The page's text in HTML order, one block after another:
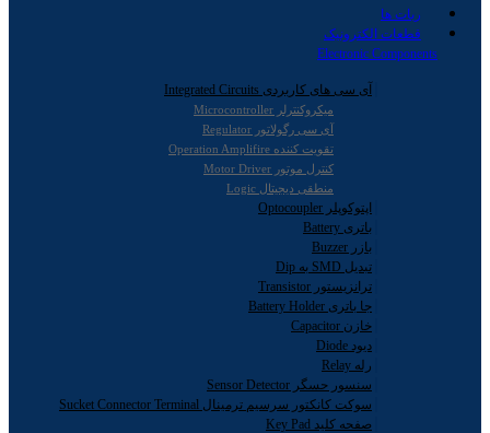
ربات ها
قطعات الکترونیک
Electronic Components
آی سی های کاربردی Integrated Circuits
میکروکنترلر Microcontroller
آی سی رگولاتور Regulator
تقویت کننده Operation Amplifire
کنترل موتور Motor Driver
منطقی دیجیتال Logic
اپتوکوپلر Optocoupler
باتری Battery
بازر Buzzer
تبدیل SMD به Dip
ترانزیستور Transistor
جا باتری Battery Holder
خازن Capacitor
دیود Diode
رله Relay
سنسور حسگر Sensor Detector
سوکت کانکتور سرسیم ترمینال Sucket Connector Terminal
صفحه کلید Key Pad